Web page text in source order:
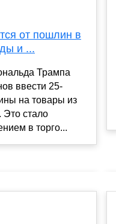
от пошлин в
и ...
Трампа
ввести 25-
на товары из
Это стало
в торго...